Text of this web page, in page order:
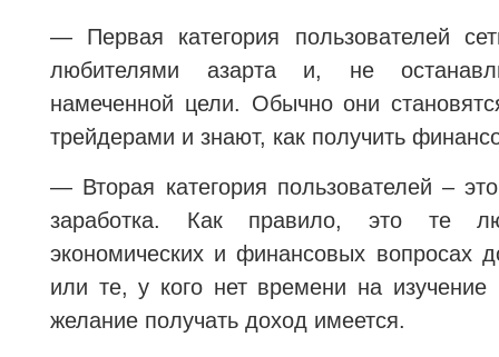
— Первая категория пользователей
любителями азарта и, не
намеченной цели. Обычно они
трейдерами и знают, как получить
— Вторая категория пользователей –
заработка. Как правило, это те
экономических и финансовых вопросах
или те, у кого нет времени на
желание получать доход имеется.